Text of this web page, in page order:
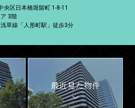
央区日本橋堀留町 1-8-11
3階
草線「人形町駅」徒歩3分
最近見た物件